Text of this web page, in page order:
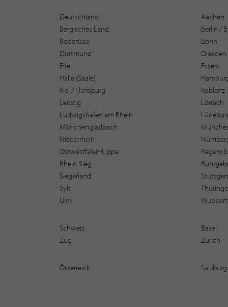
Deutschland Aachen
Bergisches Land
Berlin /
Bodensee
Bonn
Dortmund
Dresden
Eifel
Essen
Halle (Saale)
Kiel / Flensburg
Koblenz
Leipzig
Lörrach
Ludwigshafen am Rhein
Mönchengladbach
Niederrhein
Ostwestfalen-Lippe
Rhein-Sieg
Siegerland
Stuttgart
Sylt
Ulm
Schweiz Basel
Zug
Zürich
Österreich Salzburg